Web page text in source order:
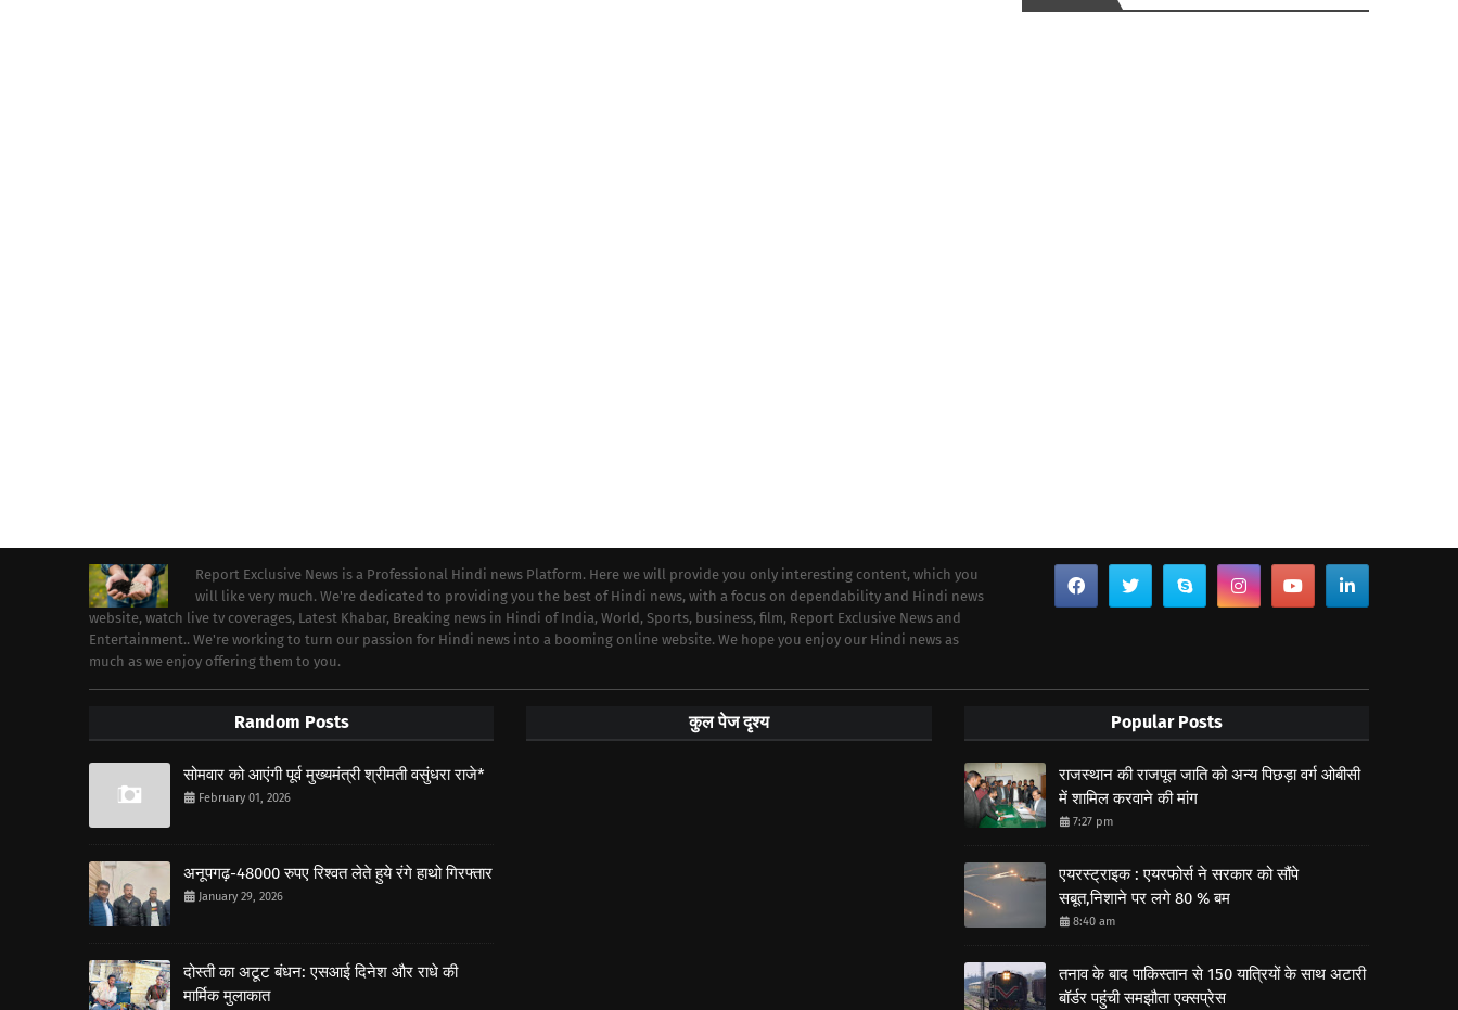
Report Exclusive News is a Professional Hindi news Platform. Here we will provide you only interesting content, which you
will like very much. We're dedicated to providing you the best of Hindi news, with a focus on dependability and Hindi news
website, watch live tv coverages, Latest Khabar, Breaking news in Hindi of India, World, Sports, business, film, Report Exclusive News and
Entertainment.. We're working to turn our passion for Hindi news into a booming online website. We hope you enjoy our Hindi news as
much as we enjoy offering them to you.
Random Posts
सोमवार को आएंगी पूर्व मुख्यमंत्री श्रीमती वसुंधरा राजे*
February 01, 2026
अनूपगढ़-48000 रुपए रिश्वत लेते हुये रंगे हाथो गिरफ्तार
January 29, 2026
दोस्ती का अटूट बंधन: एसआई दिनेश और राधे की
मार्मिक मुलाकात
कुल पेज दृश्य Popular Posts
राजस्थान की राजपूत जाति को अन्य पिछड़ा वर्ग ओबीसी
में शामिल करवाने की मांग
7:27 pm
एयरस्ट्राइक : एयरफोर्स ने सरकार को सौंपे
सबूत,निशाने पर लगे 80 % बम
8:40 am
तनाव के बाद पाकिस्तान से 150 यात्रियों के साथ अटारी
बॉर्डर पहुंची समझौता एक्सप्रेस